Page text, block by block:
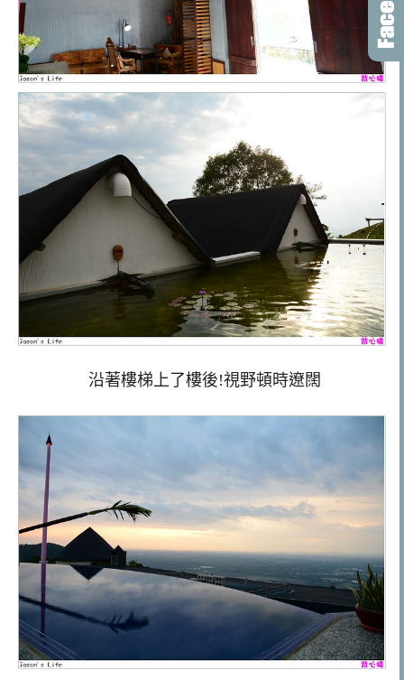
沿著樓梯上了樓後!視野頓時遼闊